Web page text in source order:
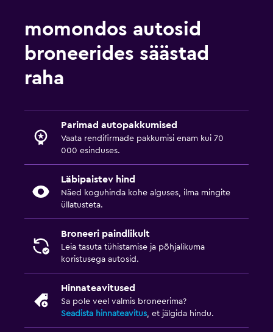
momondos autosid
broneerides säästad
raha
Parimad autopakkumised
Vaata rendifirmade pakkumisi enam kui 70
000 esinduses.
Läbipaistev hind
Näed koguhinda kohe alguses, ilma mingite
üllatusteta.
Broneeri paindlikult
Leia tasuta tühistamise ja põhjalikuma
koristusega autosid.
Hinnateavitused
Sa pole veel valmis broneerima?
Seadista hinnateavitus, et jälgida hindu.